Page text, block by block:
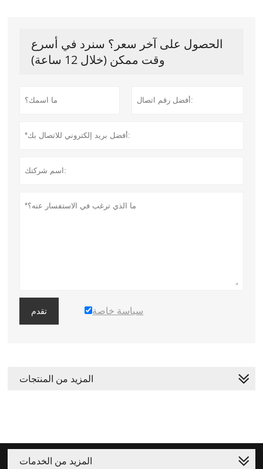
الحصول على آخر سعر؟ سنرد في أسرع
وقت ممكن (خلال 12 ساعة)
تقدم سياسة خاصة
المزيد من المنتجات
المزيد من الخدمات